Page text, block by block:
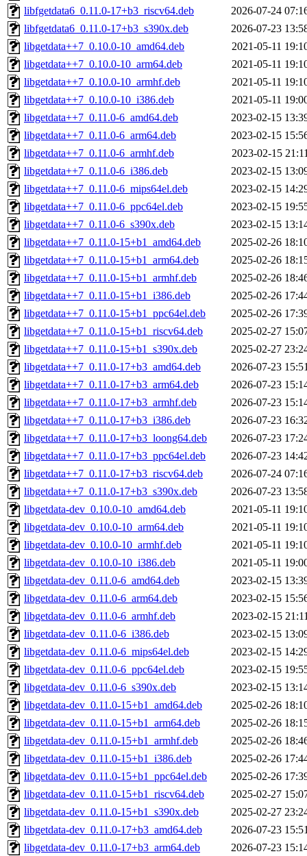
libfgetdata6_0.11.0-17+b3_riscv64.deb
2026-07-24
libfgetdata6_0.11.0-17+b3_s390x.deb
2026-07-23
libgetdata++7_0.10.0-10_amd64.deb
2021-05-11
libgetdata++7_0.10.0-10_arm64.deb
2021-05-11
libgetdata++7_0.10.0-10_armhf.deb
2021-05-11
libgetdata++7_0.10.0-10_i386.deb
2021-05-11
libgetdata++7_0.11.0-6_amd64.deb
2023-02-15
libgetdata++7_0.11.0-6_arm64.deb
2023-02-15
libgetdata++7_0.11.0-6_armhf.deb
2023-02-15
libgetdata++7_0.11.0-6_i386.deb
2023-02-15
libgetdata++7_0.11.0-6_mips64el.deb
2023-02-15
libgetdata++7_0.11.0-6_ppc64el.deb
2023-02-15
libgetdata++7_0.11.0-6_s390x.deb
2023-02-15
libgetdata++7_0.11.0-15+b1_amd64.deb
2025-02-26
libgetdata++7_0.11.0-15+b1_arm64.deb
2025-02-26
libgetdata++7_0.11.0-15+b1_armhf.deb
2025-02-26
libgetdata++7_0.11.0-15+b1_i386.deb
2025-02-26
libgetdata++7_0.11.0-15+b1_ppc64el.deb
2025-02-26
libgetdata++7_0.11.0-15+b1_riscv64.deb
2025-02-27
libgetdata++7_0.11.0-15+b1_s390x.deb
2025-02-27
libgetdata++7_0.11.0-17+b3_amd64.deb
2026-07-23
libgetdata++7_0.11.0-17+b3_arm64.deb
2026-07-23
libgetdata++7_0.11.0-17+b3_armhf.deb
2026-07-23
libgetdata++7_0.11.0-17+b3_i386.deb
2026-07-23
libgetdata++7_0.11.0-17+b3_loong64.deb
2026-07-23
libgetdata++7_0.11.0-17+b3_ppc64el.deb
2026-07-23
libgetdata++7_0.11.0-17+b3_riscv64.deb
2026-07-24
libgetdata++7_0.11.0-17+b3_s390x.deb
2026-07-23
libgetdata-dev_0.10.0-10_amd64.deb
2021-05-11
libgetdata-dev_0.10.0-10_arm64.deb
2021-05-11
libgetdata-dev_0.10.0-10_armhf.deb
2021-05-11
libgetdata-dev_0.10.0-10_i386.deb
2021-05-11
libgetdata-dev_0.11.0-6_amd64.deb
2023-02-15
libgetdata-dev_0.11.0-6_arm64.deb
2023-02-15
libgetdata-dev_0.11.0-6_armhf.deb
2023-02-15
libgetdata-dev_0.11.0-6_i386.deb
2023-02-15
libgetdata-dev_0.11.0-6_mips64el.deb
2023-02-15
libgetdata-dev_0.11.0-6_ppc64el.deb
2023-02-15
libgetdata-dev_0.11.0-6_s390x.deb
2023-02-15
libgetdata-dev_0.11.0-15+b1_amd64.deb
2025-02-26
libgetdata-dev_0.11.0-15+b1_arm64.deb
2025-02-26
libgetdata-dev_0.11.0-15+b1_armhf.deb
2025-02-26
libgetdata-dev_0.11.0-15+b1_i386.deb
2025-02-26
libgetdata-dev_0.11.0-15+b1_ppc64el.deb
2025-02-26
libgetdata-dev_0.11.0-15+b1_riscv64.deb
2025-02-27
libgetdata-dev_0.11.0-15+b1_s390x.deb
2025-02-27
libgetdata-dev_0.11.0-17+b3_amd64.deb
2026-07-23
libgetdata-dev_0.11.0-17+b3_arm64.deb
2026-07-23